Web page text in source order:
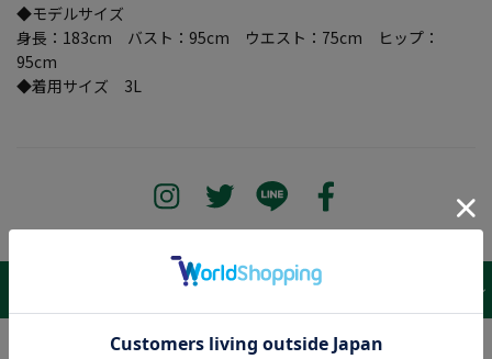
◆モデルサイズ
身長：183cm バスト：95cm ウエスト：75cm ヒップ：
95cm
◆着用サイズ 3L